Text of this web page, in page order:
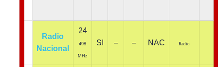
Radio
Nacional
24
498
MHz
SI – – NAC Radio